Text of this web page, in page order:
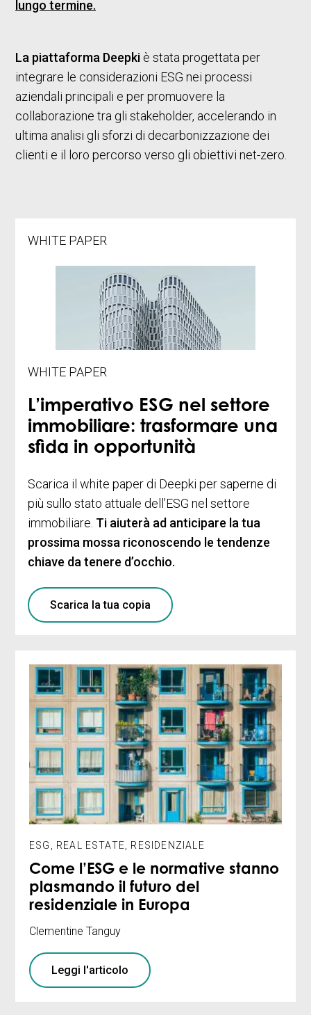
lungo termine.
La piattaforma Deepki è stata progettata per
integrare le considerazioni ESG nei processi
aziendali principali e per promuovere la
collaborazione tra gli stakeholder, accelerando in
ultima analisi gli sforzi di decarbonizzazione dei
clienti e il loro percorso verso gli obiettivi net-zero.
WHITE PAPER
WHITE PAPER
L’imperativo ESG nel settore
immobiliare: trasformare una
sfida in opportunità
Scarica il white paper di Deepki per saperne di
più sullo stato attuale dell’ESG nel settore
immobiliare. Ti aiuterà ad anticipare la tua
prossima mossa riconoscendo le tendenze
chiave da tenere d’occhio.
Scarica la tua copia
ESG REAL ESTATE RESIDENZIALE
Come l’ESG e le normative stanno
plasmando il futuro del
residenziale in Europa
Clementine Tanguy
Leggi l'articolo